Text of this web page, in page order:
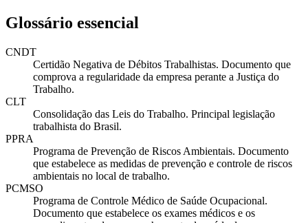
Glossário essencial
CNDT
Certidão Negativa de Débitos Trabalhistas. Documento que
comprova a regularidade da empresa perante a Justiça do
Trabalho.
CLT
Consolidação das Leis do Trabalho. Principal legislação
trabalhista do Brasil.
PPRA
Programa de Prevenção de Riscos Ambientais. Documento
que estabelece as medidas de prevenção e controle de riscos
ambientais no local de trabalho.
PCMSO
Programa de Controle Médico de Saúde Ocupacional.
Documento que estabelece os exames médicos e os